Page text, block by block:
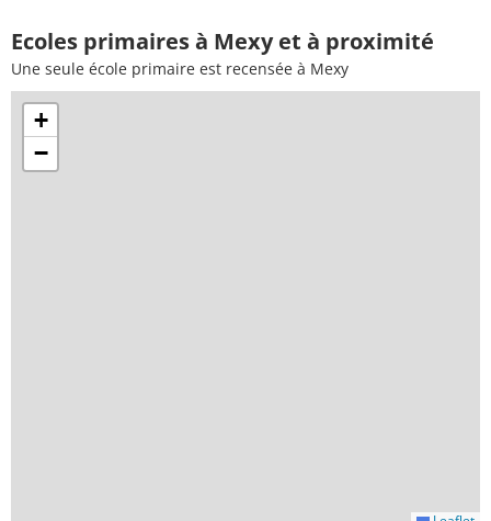
Ecoles primaires à Mexy et à proximité
Une seule école primaire est recensée à Mexy
+
−